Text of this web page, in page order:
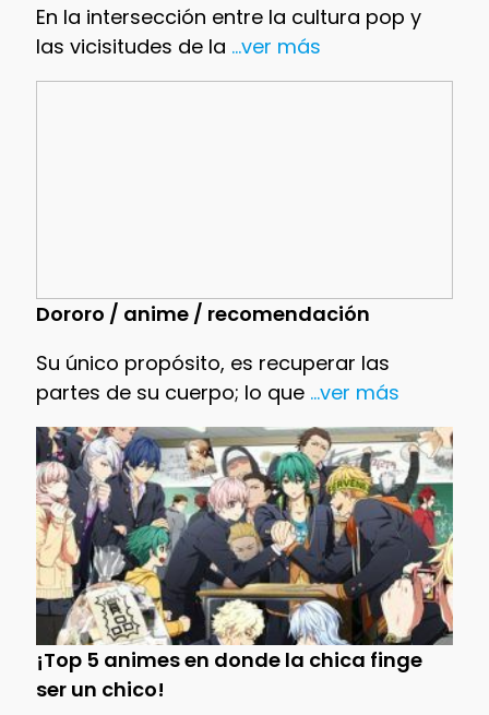
En la intersección entre la cultura pop y
las vicisitudes de la ...ver más
Dororo / anime / recomendación
Su único propósito, es recuperar las
partes de su cuerpo; lo que...ver más
¡Top 5 animes en donde la chica finge
ser un chico!